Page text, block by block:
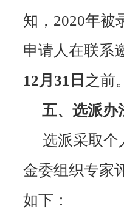
知， 2020年被
申请人在联系
12月 31 日 之前
五、选派办
选派采取个
金委组织专家
如下：